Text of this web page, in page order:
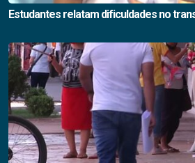
Estudantes relatam dificuldades no